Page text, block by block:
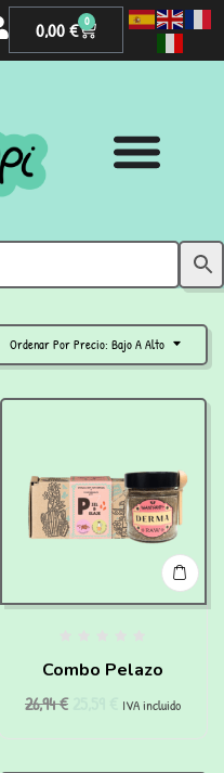
0,00€ 0
Ordenar Por Precio: Bajo A Alto
Combo Pelazo
26,94€ IVA incluido